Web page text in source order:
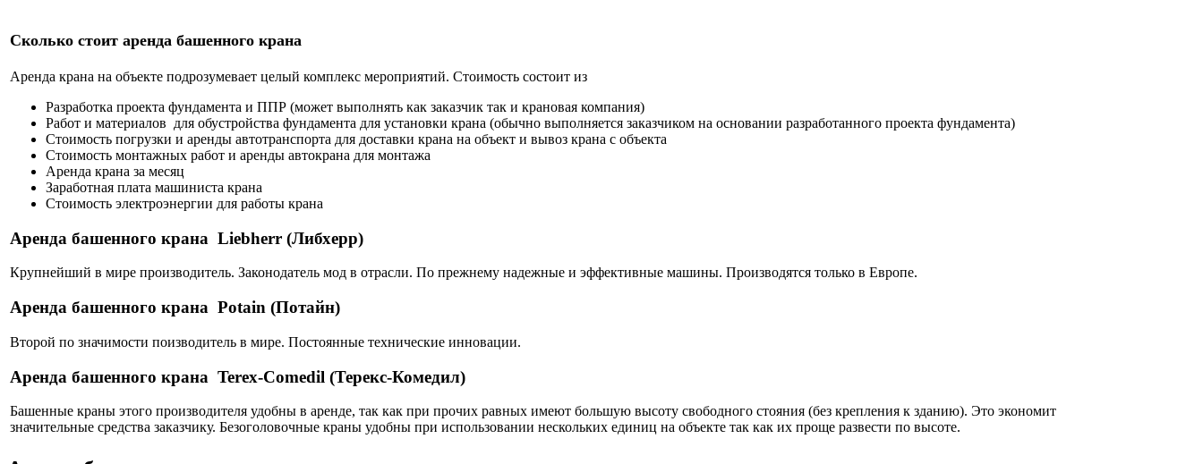
Сколько стоит аренда башенного крана
Аренда крана на объекте подрозумевает целый комплекс мероприятий. Стоимость состоит из
Разработка проекта фундамента и ППР (может выполнять как заказчик так и крановая компания)
Работ и материалов для обустройства фундамента для установки крана (обычно выполняется заказчиком на основании разработанного проекта фундамента)
Стоимость погрузки и аренды автотранспорта для доставки крана на объект и вывоз крана с объекта
Стоимость монтажных работ и аренды автокрана для монтажа
Аренда крана за месяц
Заработная плата машиниста крана
Стоимость электроэнергии для работы крана
Аренда башенного крана Liebherr (Либхерр)
Крупнейший в мире производитель. Законодатель мод в отрасли. По прежнему надежные и эффективные машины. Производятся только в Европе.
Аренда башенного крана Potain (Потайн)
Второй по значимости поизводитель в мире. Постоянные технические инновации.
Аренда башенного крана Terex-Comedil (Терекс-Комедил)
Башенные краны этого производителя удобны в аренде, так как при прочих равных имеют большую высоту свободного стояния (без крепления к зданию). Это экономит
значительные средства заказчику. Безоголовочные краны удобны при использовании нескольких единиц на объекте так как их проще развести по высоте.